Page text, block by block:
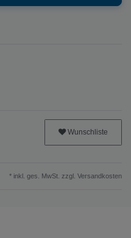
Wunschliste
* inkl. ges. MwSt. zzgl. Versandkosten